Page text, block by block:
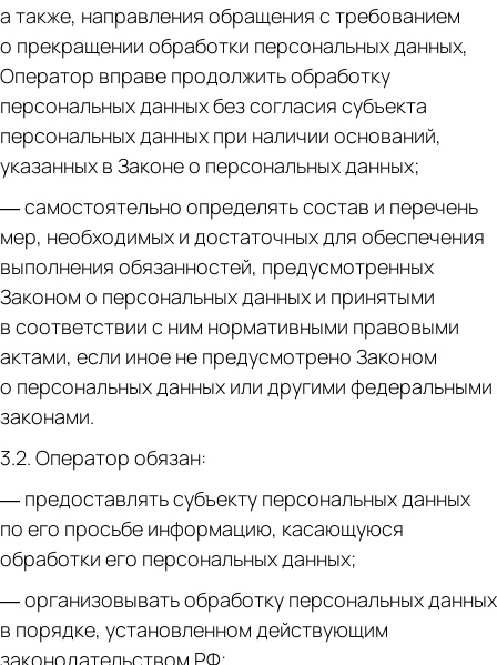
а также, направления обращения с требованием
о прекращении обработки персональных данных,
Оператор вправе продолжить обработку
персональных данных без согласия субъекта
персональных данных при наличии оснований,
указанных в Законе о персональных данных;
— самостоятельно определять состав и перечень
мер, необходимых и достаточных для обеспечения
выполнения обязанностей, предусмотренных
Законом о персональных данных и принятыми
в соответствии с ним нормативными правовыми
актами, если иное не предусмотрено Законом
о персональных данных или другими федеральными
законами.
3.2. Оператор обязан:
— предоставлять субъекту персональных данных
по его просьбе информацию, касающуюся
обработки его персональных данных;
— организовывать обработку персональных данных
в порядке, установленном действующим
законодательством РФ;